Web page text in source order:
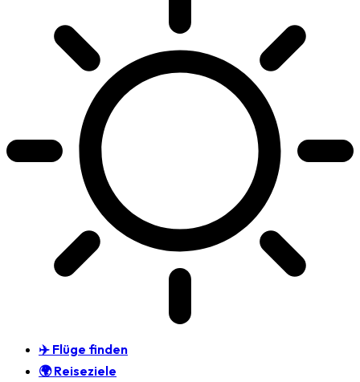
✈️ Flüge finden
🌍 Reiseziele